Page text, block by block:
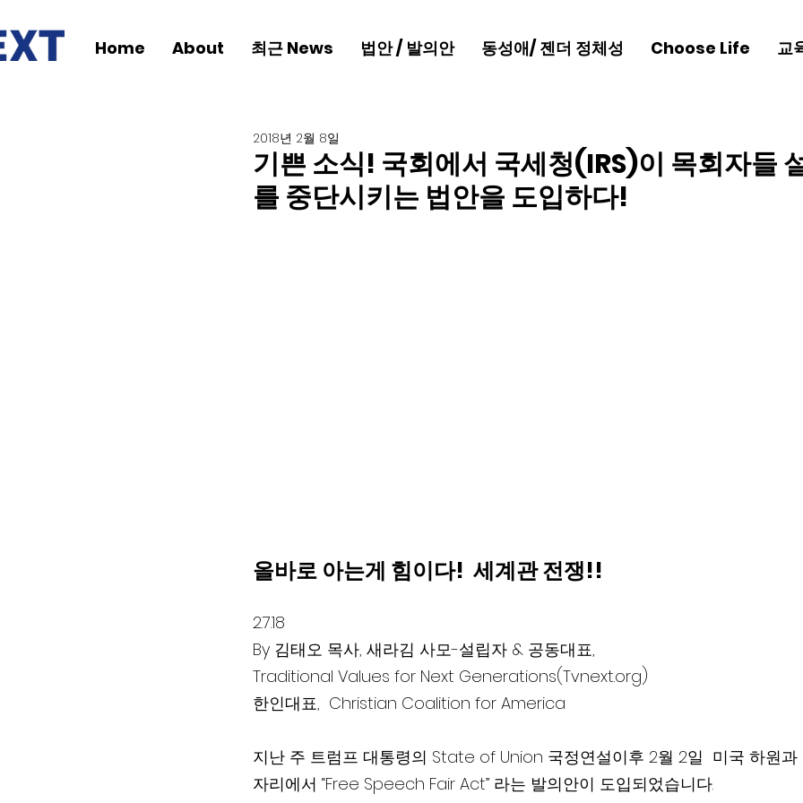
Home About 최근 News 법안 / 발의안 동성애/ 젠더 정체성 Choose Life 교
기쁜 소식! 국회에서 국세청(IRS)이 목회자들
를 중단시키는 법안을 도입하다!
2018년 2월 8일
올바로 아는게 힘이다!  세계관 전쟁!!
2.7.18
By 김태오 목사, 새라김 사모-설립자 & 공동대표,
Traditional Values for Next Generations(Tvnext.org)
한인대표,  Christian Coalition for America
지난 주 트럼프 대통령의 State of Union 국정연설이후 2월 2일  미국 하원과
자리에서 “Free Speech Fair Act” 라는 발의안이 도입되었습니다.